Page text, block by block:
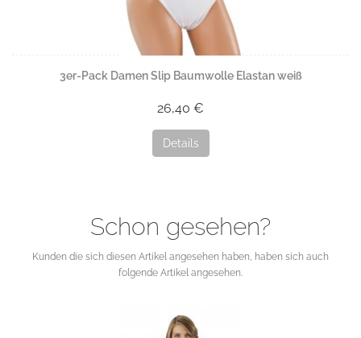
3er-Pack Damen Slip Baumwolle Elastan weiß
26,40 €
Details
Schon gesehen?
Kunden die sich diesen Artikel angesehen haben, haben sich auch
folgende Artikel angesehen.